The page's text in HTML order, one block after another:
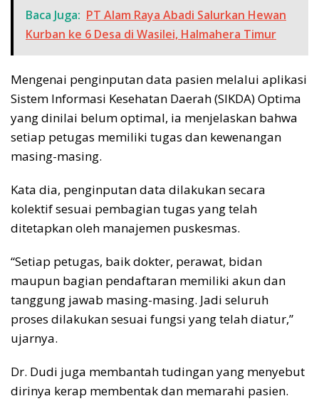
Baca Juga: PT Alam Raya Abadi Salurkan Hewan
Kurban ke 6 Desa di Wasilei, Halmahera Timur
Mengenai penginputan data pasien melalui aplikasi
Sistem Informasi Kesehatan Daerah (SIKDA) Optima
yang dinilai belum optimal, ia menjelaskan bahwa
setiap petugas memiliki tugas dan kewenangan
masing-masing.
Kata dia, penginputan data dilakukan secara
kolektif sesuai pembagian tugas yang telah
ditetapkan oleh manajemen puskesmas.
“Setiap petugas, baik dokter, perawat, bidan
maupun bagian pendaftaran memiliki akun dan
tanggung jawab masing-masing. Jadi seluruh
proses dilakukan sesuai fungsi yang telah diatur,”
ujarnya.
Dr. Dudi juga membantah tudingan yang menyebut
dirinya kerap membentak dan memarahi pasien.